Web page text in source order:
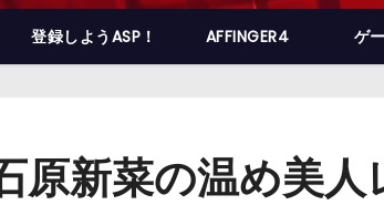
登録しようASP！ AFFINGER4 ゲ
原新菜の温め美